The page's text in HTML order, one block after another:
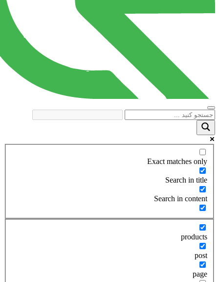
Exact matches only
Search in title
Search in content
products
post
page